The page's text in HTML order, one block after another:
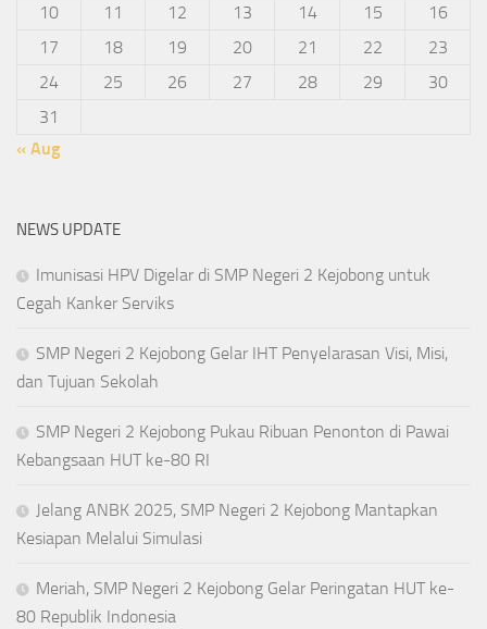
10
11 12 13 14 15
16
17
18 19 20 21 22
23
24
25 26 27 28 29
30
31
« Aug
NEWS UPDATE
Imunisasi HPV Digelar di SMP Negeri 2 Kejobong untuk
Cegah Kanker Serviks
SMP Negeri 2 Kejobong Gelar IHT Penyelarasan Visi, Misi,
dan Tujuan Sekolah
SMP Negeri 2 Kejobong Pukau Ribuan Penonton di Pawai
Kebangsaan HUT ke-80 RI
Jelang ANBK 2025, SMP Negeri 2 Kejobong Mantapkan
Kesiapan Melalui Simulasi
Meriah, SMP Negeri 2 Kejobong Gelar Peringatan HUT ke-
80 Republik Indonesia